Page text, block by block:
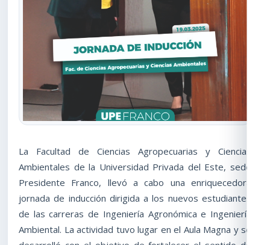
La Facultad de Ciencias Agropecuarias y Ciencias
Ambientales de la Universidad Privada del Este, sede
Presidente Franco, llevó a cabo una enriquecedora
jornada de inducción dirigida a los nuevos estudiantes
de las carreras de Ingeniería Agronómica e Ingeniería
Ambiental. La actividad tuvo lugar en el Aula Magna y se